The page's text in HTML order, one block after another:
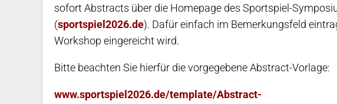
sofort Abstracts über die Homepage des Sportspiel-
(sportspiel2026.de). Dafür einfach im Bemerkungsfeld
Workshop eingereicht wird.
Bitte beachten Sie hierfür die vorgegebene Abstract-Vorlage:
www.sportspiel2026.de/template/Abstract-